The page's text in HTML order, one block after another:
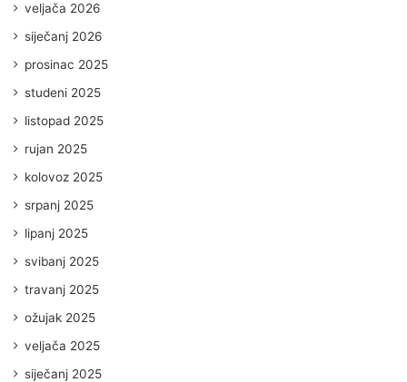
veljača 2026
siječanj 2026
prosinac 2025
studeni 2025
listopad 2025
rujan 2025
kolovoz 2025
srpanj 2025
lipanj 2025
svibanj 2025
travanj 2025
ožujak 2025
veljača 2025
siječanj 2025